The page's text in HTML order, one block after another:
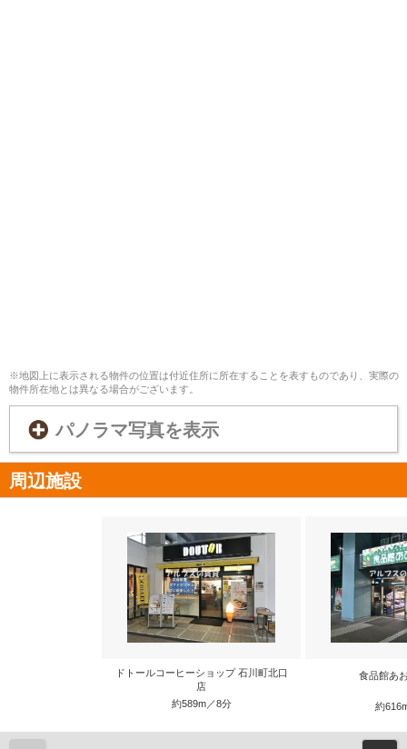
※地図上に表示される物件の位置は付近住所に所在することを表すものであり、実際の
物件所在地とは異なる場合がございます。
パノラマ写真を表示
周辺施設
ドトールコーヒーショップ 石川町北口
店
約589m／8分
食品館あ
約